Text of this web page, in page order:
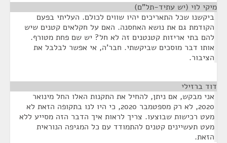
מיקי לוי (יש עתיד-תל"ם)
ביקשנו שכל התאריכים יהיו שווים לכולם. העליתי בפעם
הקודמת גם את נושא האחסנה. האם על חקלאים קטנים שיש
להם בתי אריזות קטנטנים זה לא חל? יש שם פחת מטורף.
אותו דבר מוסכים שביקשתי. חבר'ה, אי אפשר לבלבל את
הציבור.
דוד ברזילי
אני מבקש, אם ניתן, להחיל את התקנות האלו החל מינואר
2020, לא רק מספטמבר 2020, כי היו לנו בתקופה הזאת לא
מעט רכישות שבוצעו. צריך לראות איך הדבר הזה מסייע ללא
מעט תעשיינים קטנים להתמודד עם כל המגיפה הנוראית
הזאת.